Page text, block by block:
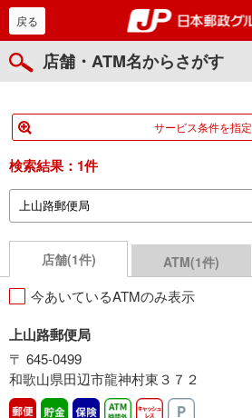
戻る
店舗・ATM名からさがす
サービス条件を指定
検索結果： 1件
店舗(1件) ATM(1件)
今あいているATMのみ表示
上山路郵便局
〒 645-0499
和歌山県田辺市龍神村東３７２
郵便 貯金 保険 ATM時間外キャッシュレス